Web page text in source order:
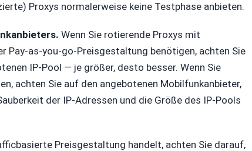
Proxys normalerweise keine Testphase anbieten.
Wenn Sie rotierende Proxys mit
Pay-as-you-go-Preisgestaltung benötigen, achten Sie
IP-Pool — je größer, desto besser. Wenn Sie
achten Sie auf den angebotenen Mobilfunkanbieter,
der IP-Adressen und die Größe des IP-Pools
Preisgestaltung handelt, achten Sie darauf,